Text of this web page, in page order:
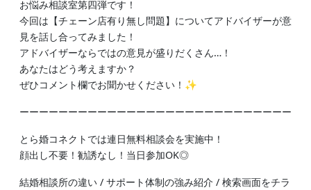
お悩み相談室第四弾です！
今回は【チェーン店有り無し問題】についてアドバイザーが意
見を話し合ってみました！
アドバイザーならではの意見が盛りだくさん…！
あなたはどう考えますか？
ぜひコメント欄でお聞かせください！✨
ーーーーーーーーーーーーーーーーーーーーーーーーーーーー
とら婚コネクトでは連日無料相談会を実施中！
顔出し不要！勧誘なし！当日参加OK◎
結婚相談所の違い / サポート体制の強み紹介 / 検索画面をチラ